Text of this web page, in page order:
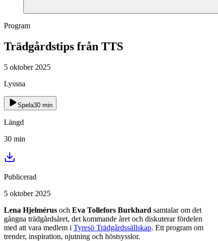
Program
Trädgårdstips från TTS
5 oktober 2025
Lyssna
Spela30 min
Längd
30 min
Publicerad
5 oktober 2025
Lena Hjelmérus och Eva Tollefors Burkhard samtalar om det
gångna trädgårdsåret, det kommande året och diskuterar fördelen
med att vara medlem i Tyresö Trädgårdssällskap. Ett program om
trender, inspiration, njutning och höstsysslor.